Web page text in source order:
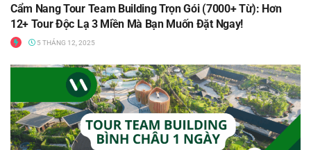
Cẩm Nang Tour Team Building Trọn Gói (7000+ Từ): Hơn
12+ Tour Độc Lạ 3 Miền Mà Bạn Muốn Đặt Ngay!
5 THÁNG 12, 2025